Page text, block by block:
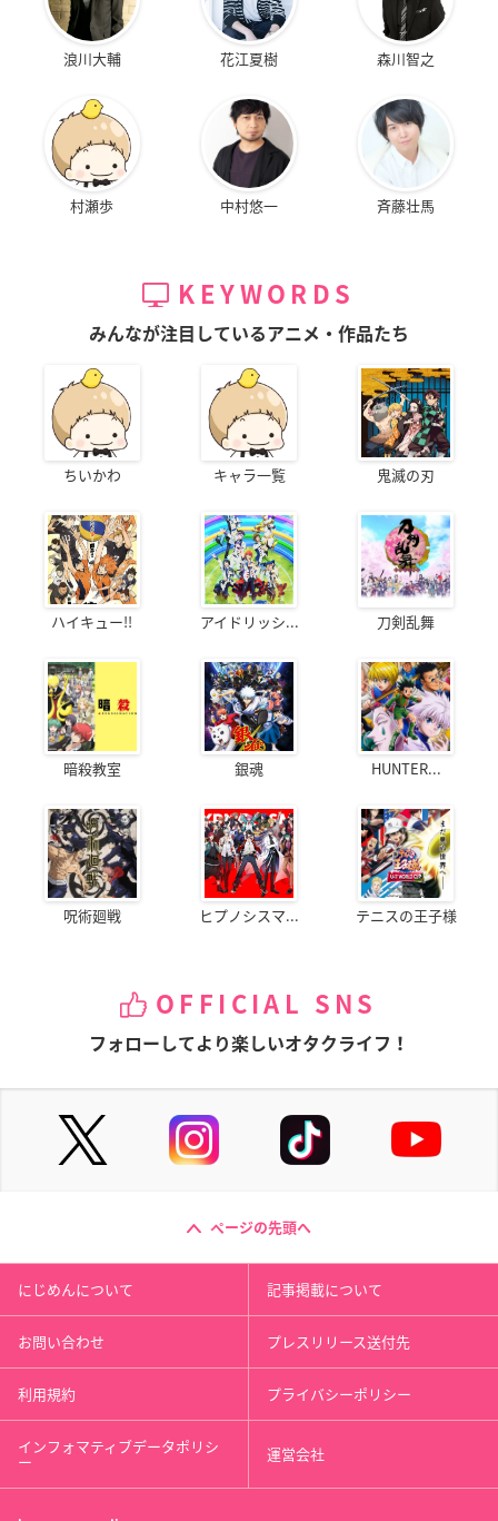
浪川大輔 花江夏樹 森川智之
村瀬歩 中村悠一 斉藤壮馬
KEYWORDS
みんなが注目しているアニメ・作品たち
ちいかわ キャラ一覧 鬼滅の刃
ハイキュー!! アイドリッシ... 刀剣乱舞
暗殺教室 銀魂 HUNTER...
呪術廻戦 ヒプノシスマ... テニスの王子様
OFFICIAL SNS
フォローしてより楽しいオタクライフ！
ページの先頭へ
にじめんについて 記事掲載について
お問い合わせ プレスリリース送付先
利用規約 プライバシーポリシー
インフォマティブデータポリシ
ー 運営会社